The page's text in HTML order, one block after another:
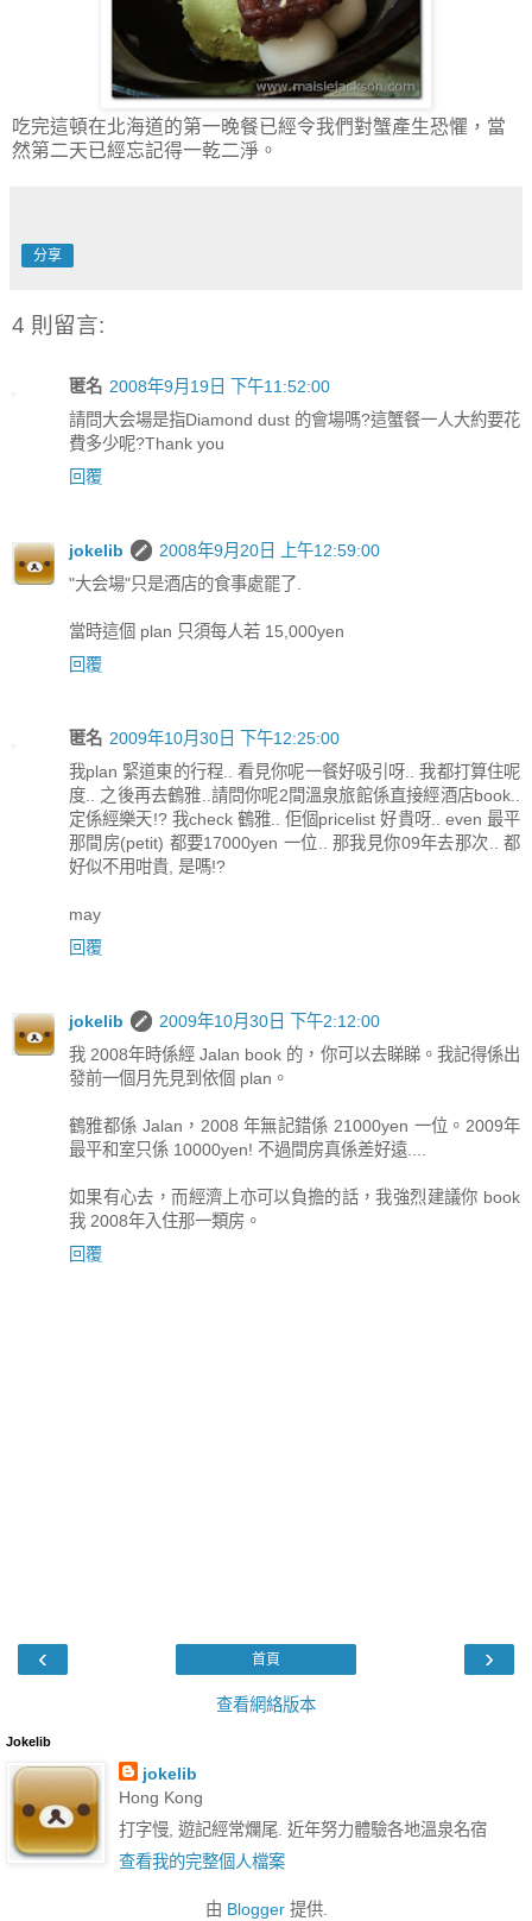
吃完這頓在北海道的第一晚餐已經令我們對蟹產生恐懼，當
然第二天已經忘記得一乾二淨。
分享
4 則留言:
匿名 2008年9月19日 下午11:52:00
請問大会場是指Diamond dust 的會場嗎?這蟹餐一人大約要花
費多少呢?Thank you
回覆
jokelib
2008年9月20日 上午12:59:00
"大会場"只是酒店的食事處罷了.
當時這個 plan 只須每人若 15,000yen
回覆
匿名 2009年10月30日 下午12:25:00
我plan 緊道東的行程.. 看見你呢一餐好吸引呀.. 我都打算住呢
度.. 之後再去鶴雅..請問你呢2間溫泉旅館係直接經酒店book..
定係經樂天!? 我check 鶴雅.. 佢個pricelist 好貴呀.. even 最平
那間房(petit) 都要17000yen 一位.. 那我見你09年去那次.. 都
好似不用咁貴, 是嗎!?
may
回覆
jokelib
2009年10月30日 下午2:12:00
我 2008年時係經 Jalan book 的，你可以去睇睇。我記得係出
發前一個月先見到依個 plan。
鶴雅都係 Jalan，2008 年無記錯係 21000yen 一位。2009年
最平和室只係 10000yen! 不過間房真係差好遠....
如果有心去，而經濟上亦可以負擔的話，我強烈建議你 book
我 2008年入住那一類房。
回覆
‹ ›
首頁
查看網絡版本
Jokelib
jokelib
Hong Kong
打字慢, 遊記經常爛尾. 近年努力體驗各地溫泉名宿
查看我的完整個人檔案
由 Blogger提供.